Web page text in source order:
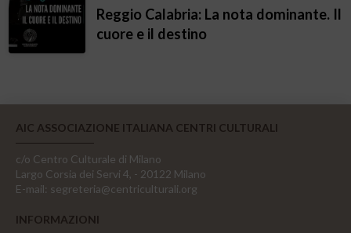
Reggio Calabria: La nota dominante. Il
cuore e il destino
AIC ASSOCIAZIONE ITALIANA CENTRI CULTURALI
c/o Centro Culturale di Milano
Largo Corsia dei Servi 4, - 20122 Milano
E-mail: segreteria@centriculturali.org
INFORMAZIONI